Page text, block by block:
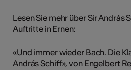
Lesen Sie mehr über Sir András
Auftritte in Ernen:
«Und immer wieder Bach. Die
András Schiff», von Engelbert